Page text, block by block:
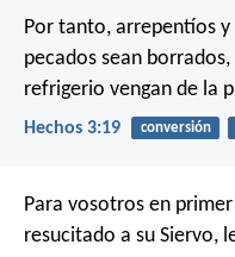
Por tanto, arrepentíos
pecados sean
refrigerio vengan de la
Hechos 3:19 conversión
Para vosotros en
resucitado a su Siervo,